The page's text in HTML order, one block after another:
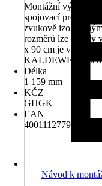
Montážní výška:
spojovací profily s
zvukově
rozměrů lze profily
x 90 cm je
KALDEWEI
Délka
1 159 mm
KČZ
GHGK
EAN
4001112779521
Návod k